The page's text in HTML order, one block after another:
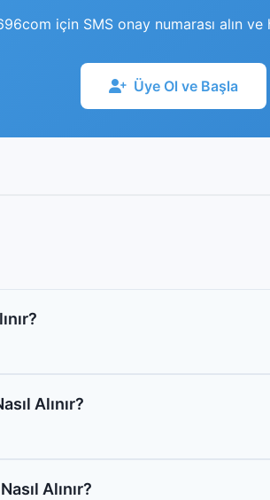
için SMS onay numarası alın ve
Üye Ol ve Başla
Alınır?
Alınır?